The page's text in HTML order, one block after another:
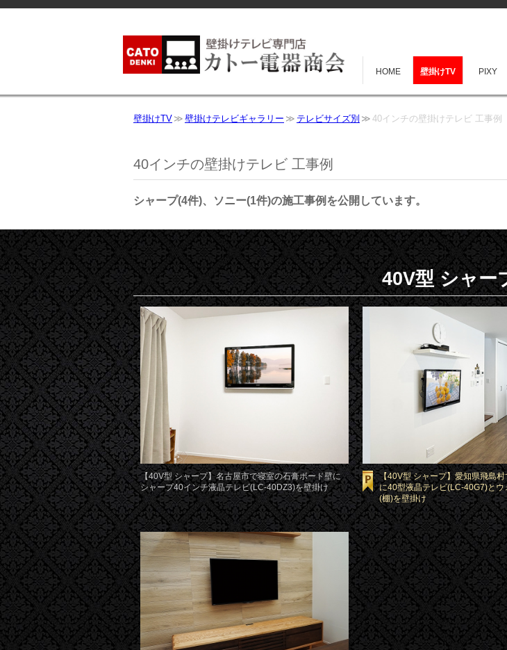
HOME 壁掛けTV PIXY
壁掛けTV 壁掛けテレビギャラリー テレビサイズ別 40インチの壁掛けテレビ 工事例
40インチの壁掛けテレビ 工事例
シャープ(4件)、ソニー(1件)の施工事例を公開しています。
40V型 シャー
【40V型 シャープ】名古屋市で寝室の石膏ボード壁に
シャープ40インチ液晶テレビ(LC-40DZ3)を壁掛け
【40V型 シャープ】愛知県飛島
に40型液晶テレビ(LC-40G7)とウ
(棚)を壁掛け